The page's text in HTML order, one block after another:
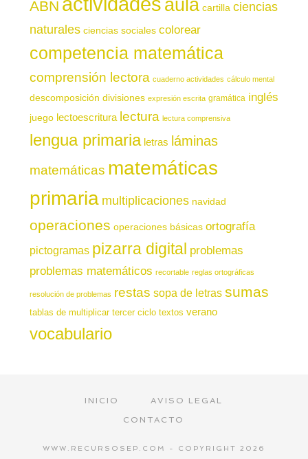
ABN aula cartilla ciencias
naturales ciencias sociales colorear
competencia matemática
comprensión lectora cuaderno actividades cálculo mental
descomposición divisiones expresión escrita gramática inglés
juego lectoescritura lectura lectura comprensiva
lengua primaria letras láminas
matemáticas matemáticas
primaria multiplicaciones navidad
operaciones operaciones básicas ortografía
pictogramas pizarra digital problemas
problemas matemáticos recortable reglas ortográficas
resolución de problemas restas sopa de letras sumas
tablas de multiplicar tercer ciclo textos verano
vocabulario
INICIO
AVISO LEGAL
CONTACTO
WWW.RECURSOSEP.COM - COPYRIGHT 2026